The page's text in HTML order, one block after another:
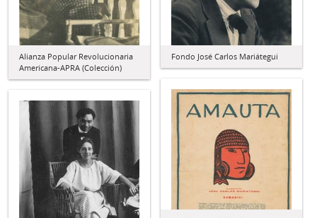
Alianza Popular Revolucionaria
Americana-APRA (Colección)
Fondo José Carlos Mariátegui